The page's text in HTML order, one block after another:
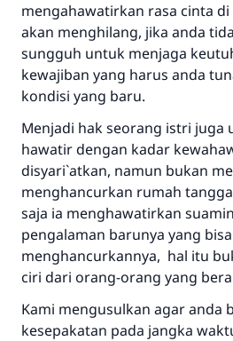
mengahawatirkan rasa cinta
akan menghilang, jika anda
sungguh untuk menjaga
kewajiban yang harus anda
kondisi yang baru.
Menjadi hak seorang istri juga
hawatir dengan kadar
disyari`atkan, namun bukan
menghancurkan rumah
saja ia menghawatirkan
pengalaman barunya yang
menghancurkannya, hal itu
ciri dari orang-orang yang
Kami mengusulkan agar anda
kesepakatan pada jangka